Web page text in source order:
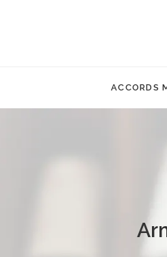
ACCORDS